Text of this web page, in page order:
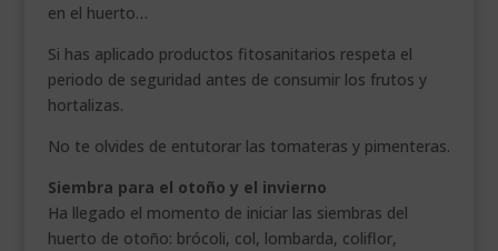
en el huerto…
Si has aplicado productos fitosanitarios respeta el
periodo de seguridad antes de consumir los frutos y
hortalizas.
No te olvides de entutorar las tomateras y pimenteras.
Siembra para el otoño y el invierno
Ha llegado el momento de iniciar las siembras del
huerto de otoño: brócoli, col, lombarda, coliflor,